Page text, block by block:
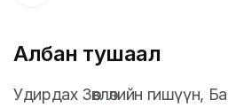
Албан тушаал
Удирдах Зөвлөлийн гишүүн,